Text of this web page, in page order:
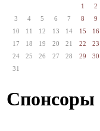
1
2
3
4 5 6 7 8
9
10
11 12 13 14 15
16
17
18 19 20 21 22
23
24
25 26 27 28 29
30
31
Спонсоры